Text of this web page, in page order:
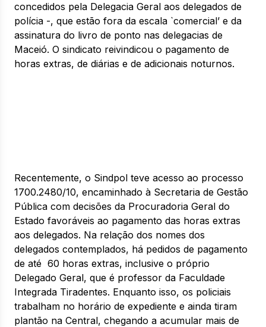
concedidos pela Delegacia Geral aos delegados de
polícia -, que estão fora da escala `comercial’ e da
assinatura do livro de ponto nas delegacias de
Maceió. O sindicato reivindicou o pagamento de
horas extras, de diárias e de adicionais noturnos.
Recentemente, o Sindpol teve acesso ao processo
1700.2480/10, encaminhado à Secretaria de Gestão
Pública com decisões da Procuradoria Geral do
Estado favoráveis ao pagamento das horas extras
aos delegados. Na relação dos nomes dos
delegados contemplados, há pedidos de pagamento
de até 60 horas extras, inclusive o próprio
Delegado Geral, que é professor da Faculdade
Integrada Tiradentes. Enquanto isso, os policiais
trabalham no horário de expediente e ainda tiram
plantão na Central, chegando a acumular mais de